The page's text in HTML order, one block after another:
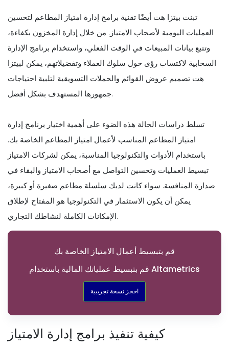
تبنت بيتزا هت أيضًا تقنية برامج إدارة امتياز المطاعم لتحسين
العمليات اليومية لأصحاب الامتياز. من خلال إدارة المخزون بكفاءة،
وتتبع بيانات المبيعات في الوقت الفعلي، واستخدام برنامج الإدارة
السحابية لاكتساب رؤى حول سلوك العملاء وتفضيلاتهم، يمكن لبيتزا
هت تصميم عروض القوائم والحملات التسويقية لتلبية احتياجات
جمهورها المستهدف بشكل أفضل.
تسلط دراسات الحالة هذه الضوء على أهمية اختيار برنامج إدارة
امتياز المطاعم المناسب لأعمال امتياز المطاعم الخاصة بك.
باستخدام الأدوات والتكنولوجيا المناسبة، يمكن لشركات الامتياز
تبسيط العمليات وتحسين التواصل مع أصحاب الامتياز والبقاء في
صدارة المنافسة. سواء كانت لديك سلسلة مطاعم صغيرة أو كبيرة،
يمكن أن يكون الاستثمار في التكنولوجيا هو المفتاح لإطلاق
الإمكانات الكاملة لنشاطك التجاري.
قم بتبسيط أعمال الامتياز الخاصة بك
قم بتبسيط عملياتك المالية باستخدام Altametrics
احجز نسخة تجريبية
كيفية تنفيذ برامج إدارة الامتياز